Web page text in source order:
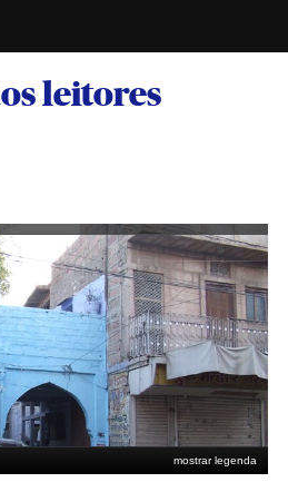
-
leitores
mostrar legenda